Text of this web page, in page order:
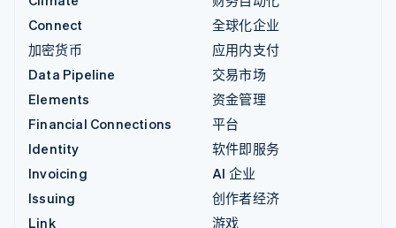
Connect
加密货币
Data Pipeline
Elements
Financial Connections
Identity
Invoicing
Issuing
Link
全球化企业
应用内支付
交易市场
资金管理
平台
软件即服务
AI 企业
创作者经济
游戏